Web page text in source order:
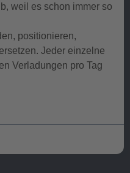
weil es schon immer so
positionieren,
Jeder einzelne
Verladungen pro Tag